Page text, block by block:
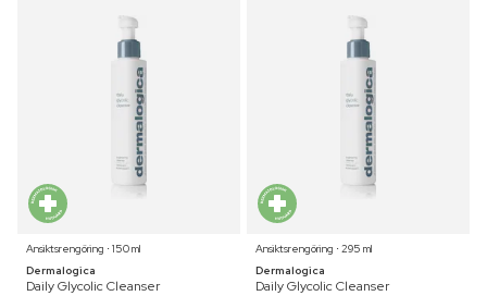
Ansiktsrengöring ⋅ 150 ml
Dermalogica
Daily Glycolic Cleanser
Ansiktsrengöring ⋅ 295 ml
Dermalogica
Daily Glycolic Cleanser